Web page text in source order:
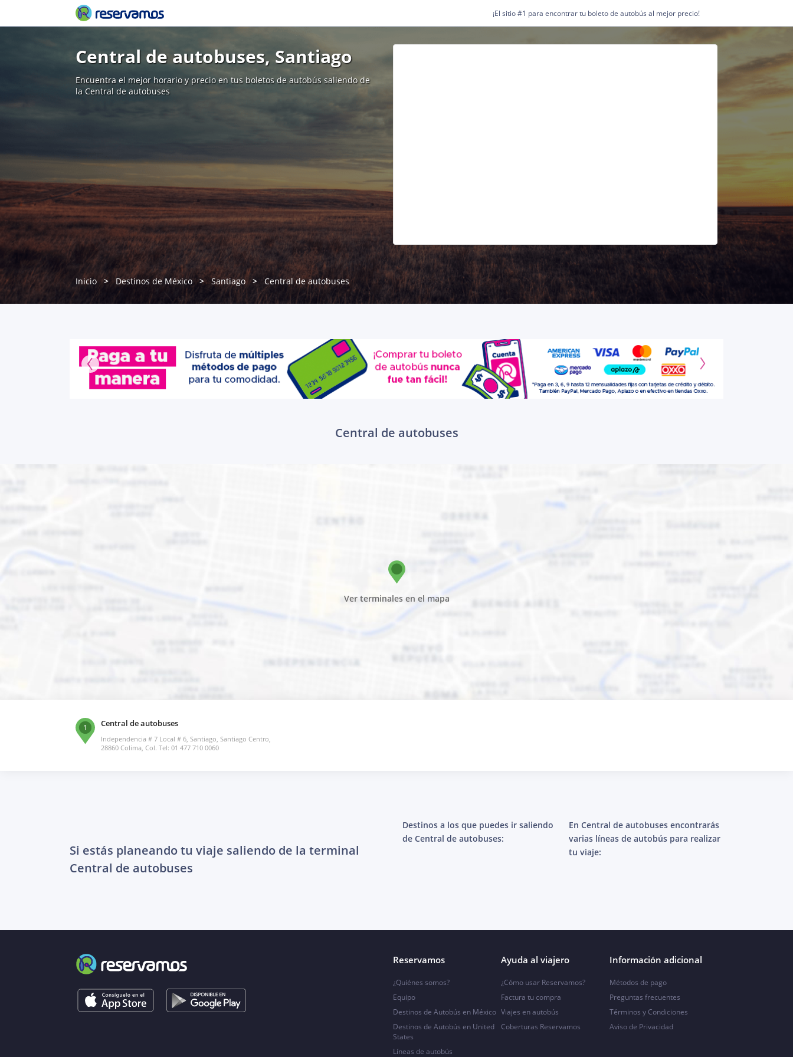
¡El sitio #1 para encontrar tu boleto de autobús al mejor precio!
Central de autobuses, Santiago
Encuentra el mejor horario y precio en tus boletos de autobús saliendo de
la Central de autobuses
Inicio Destinos de México Santiago Central de autobuses
Central de autobuses
Ver terminales en el mapa
1 Central de autobuses
Independencia # 7 Local # 6, Santiago, Santiago Centro,
28860 Colima, Col. Tel: 01 477 710 0060
Si estás planeando tu viaje saliendo de la terminal
Central de autobuses
Destinos a los que puedes ir saliendo
de Central de autobuses:
En Central de autobuses encontrarás
varias líneas de autobús para realizar
tu viaje:
Reservamos
¿Quiénes somos?
Equipo
Destinos de Autobús en México
Destinos de Autobús en United
States
Líneas de autobús
Ayuda al viajero
¿Cómo usar Reservamos?
Factura tu compra
Viajes en autobús
Coberturas Reservamos
Información adicional
Métodos de pago
Preguntas frecuentes
Términos y Condiciones
Aviso de Privacidad